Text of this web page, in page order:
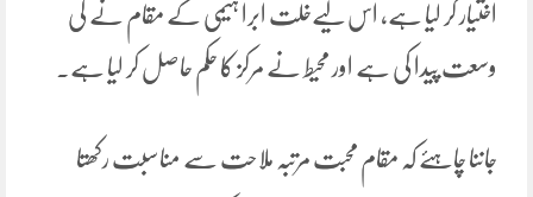
اختیار کر لیا ہے، اس لیےخلت ابرا ہیمی کے مقام نے کی
وسعت پیدا کی ہے اور محیط نے مرکز کا حکم حاصل کر لیا ہے۔
جاننا چاہئے کہ مقام محبت مرتبہ ملاحت سے مناسبت رکھتا